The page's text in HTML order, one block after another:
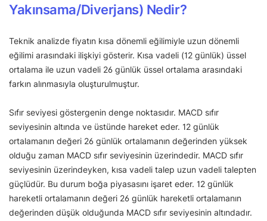
Yakınsama/Diverjans) Nedir?
Teknik analizde fiyatın kısa dönemli eğilimiyle uzun dönemli
eğilimi arasındaki ilişkiyi gösterir. Kısa vadeli (12 günlük) üssel
ortalama ile uzun vadeli 26 günlük üssel ortalama arasındaki
farkın alınmasıyla oluşturulmuştur.
Sıfır seviyesi göstergenin denge noktasıdır. MACD sıfır
seviyesinin altında ve üstünde hareket eder. 12 günlük
ortalamanın değeri 26 günlük ortalamanın değerinden yüksek
olduğu zaman MACD sıfır seviyesinin üzerindedir. MACD sıfır
seviyesinin üzerindeyken, kısa vadeli talep uzun vadeli talepten
güçlüdür. Bu durum boğa piyasasını işaret eder. 12 günlük
hareketli ortalamanın değeri 26 günlük hareketli ortalamanın
değerinden düşük olduğunda MACD sıfır seviyesinin altındadır.